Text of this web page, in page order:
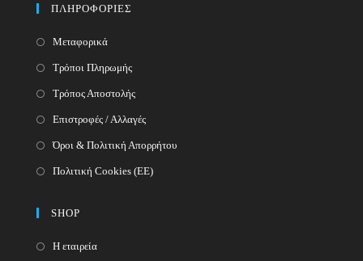
ΠΛΗΡΟΦΟΡΙΕΣ
Μεταφορικά
Τρόποι Πληρωμής
Τρόπος Αποστολής
Επιστροφές / Αλλαγές
Όροι & Πολιτική Απορρήτου
Πολιτική Cookies (ΕΕ)
SHOP
Η εταιρεία